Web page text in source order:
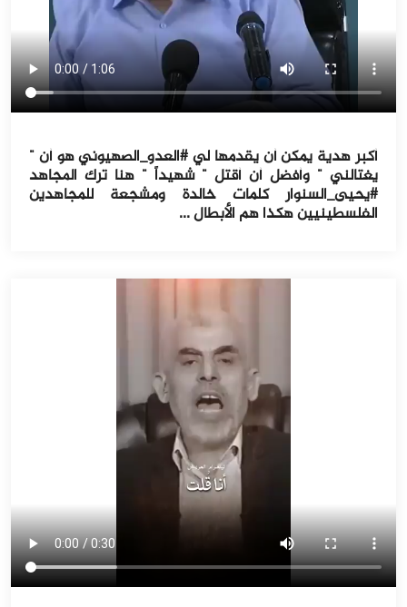
أكبر هدية يمكن أن يقدمها لي #العدو_الصهيوني هو أن "
يغتالني " وأفضل أن أقتل " شهيداً " هنا ترك المجاهد
#يحيى_السنوار كلمات خالدة ومشجعة للمجاهدين
الفلسطينيين هكذا هم الأبطال ...